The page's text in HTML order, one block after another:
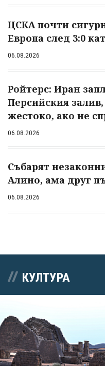
ЦСКА почти
Европа след 3:0
06.08.2026
Ройтерс: Иран
Персийския
жестоко, ако не
06.08.2026
Събарят
Алино, ама друг
06.08.2026
КУЛТУРА